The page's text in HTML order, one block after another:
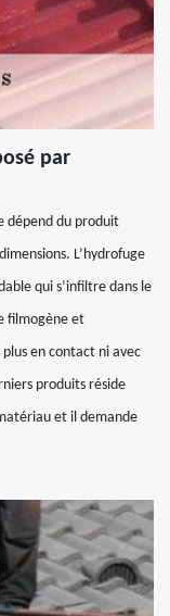
par
dépend du produit
L’hydrofuge
qui s’infiltre dans le
filmogène et
en contact ni avec
produits réside
et il demande